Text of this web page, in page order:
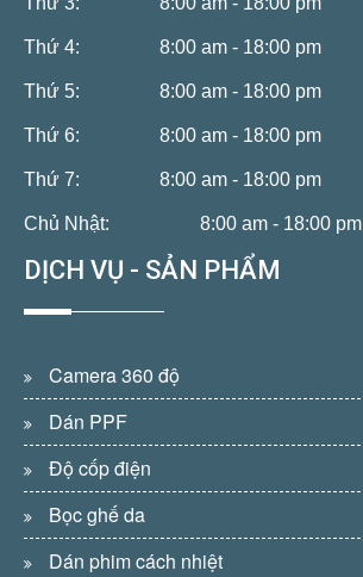
Thứ 4: 8:00 am - 18:00 pm
Thứ 5: 8:00 am - 18:00 pm
Thứ 6: 8:00 am - 18:00 pm
Thứ 7: 8:00 am - 18:00 pm
Chủ Nhật: 8:00 am - 18:00 pm
DỊCH VỤ - SẢN PHẨM
Camera 360 độ
Dán PPF
Độ cốp điện
Bọc ghế da
Dán phim cách nhiệt